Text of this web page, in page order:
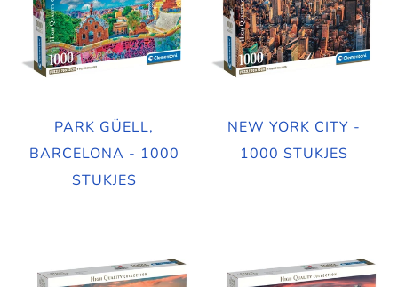
PARK GÜELL,
BARCELONA - 1000
STUKJES
NEW YORK CITY -
1000 STUKJES